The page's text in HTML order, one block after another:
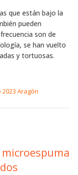
que están bajo la
pueden
son de
se han vuelto
y tortuosas.
2023 Aragón